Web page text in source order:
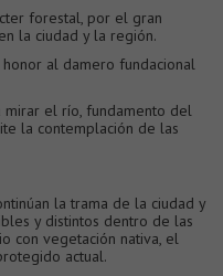
forestal, por el gran
la ciudad y la región.
al damero fundacional
mirar el río, fundamento del
la contemplación de las
la trama de la ciudad y
y distintos dentro de las
con vegetación nativa, el
actual.